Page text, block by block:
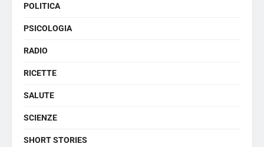
POLITICA
PSICOLOGIA
RADIO
RICETTE
SALUTE
SCIENZE
SHORT STORIES